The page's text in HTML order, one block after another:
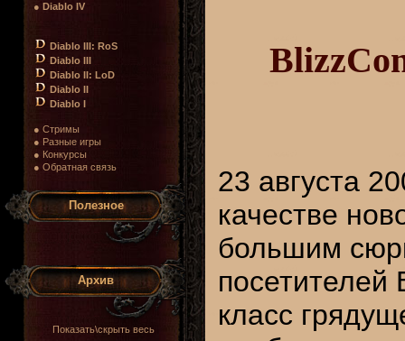
● Diablo IV
Diablo III: RoS
Diablo III
Diablo II: LoD
Diablo II
Diablo I
● Стримы
● Разные игры
● Конкурсы
● Обратная связь
Полезное
Архив
Показать\скрыть весь
23 августа
качестве
большим
посетителей
класс